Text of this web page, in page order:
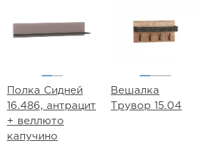
Полка Сидней
16.486, антрацит
+ веллюто
капучино
Вешалка
Трувор 15.04